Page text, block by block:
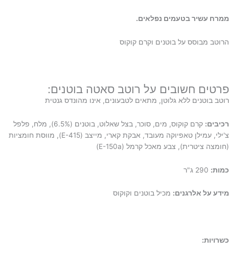
ממרח עשיר בטעמים נפלאים.
הרוטב מבוסס על בוטנים וקרם קוקוס
פרטים חשובים על רוטב סאטה בוטנים:
רוטב בוטנים ללא גלוטן, מתאים לטבעונים, אינו מהונדס גנטית
רכיבים:
קרם קוקוס, מים, סוכר, בצל שאלוט, בוטנים (6.5%), מלח, פלפל
צ'ילי, עמילן טאפיוקה מעובד, אבקת קארי, מייצב (E-415), מווסת חומציות
(חומצה ציטרית), צבע מאכל קרמל (E-150a)
כמות:
מידע על אלרגנים: מכיל בוטנים וקוקוס
כשרויות: